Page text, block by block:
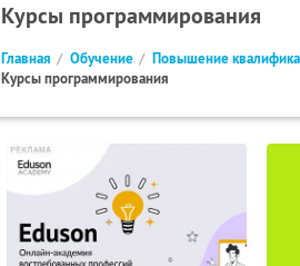
Курсы программирования
Главная Обучение
Повышение
Курсы программирования